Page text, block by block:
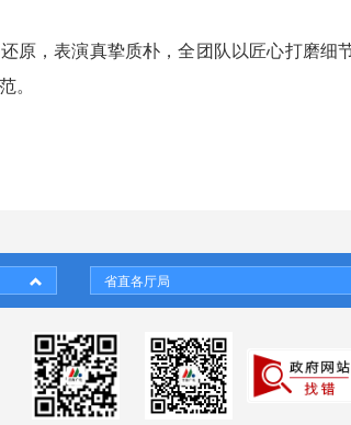
原，表演真挚质朴，全团队以匠心打磨细
。
省直各厅局